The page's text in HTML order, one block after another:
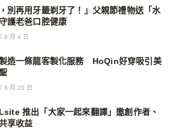
，別再用牙籤剃牙了！」父親節禮物送「水
護老爸口腔健康
8 月 4 日
造一條龍客製化服務 HoQin好穿吸引美
8 月 20 日
推出「大家一起來翻譯」邀創作者、
享收益